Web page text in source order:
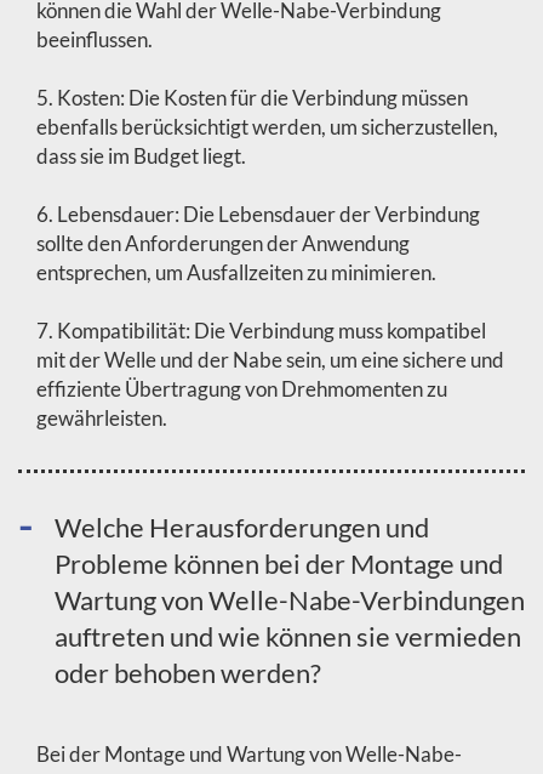
können die Wahl der Welle-Nabe-Verbindung
beeinflussen.
5. Kosten: Die Kosten für die Verbindung müssen
ebenfalls berücksichtigt werden, um sicherzustellen,
dass sie im Budget liegt.
6. Lebensdauer: Die Lebensdauer der Verbindung
sollte den Anforderungen der Anwendung
entsprechen, um Ausfallzeiten zu minimieren.
7. Kompatibilität: Die Verbindung muss kompatibel
mit der Welle und der Nabe sein, um eine sichere und
effiziente Übertragung von Drehmomenten zu
gewährleisten.
Welche Herausforderungen und
Probleme können bei der Montage und
Wartung von Welle-Nabe-Verbindungen
auftreten und wie können sie vermieden
oder behoben werden?
Bei der Montage und Wartung von Welle-Nabe-